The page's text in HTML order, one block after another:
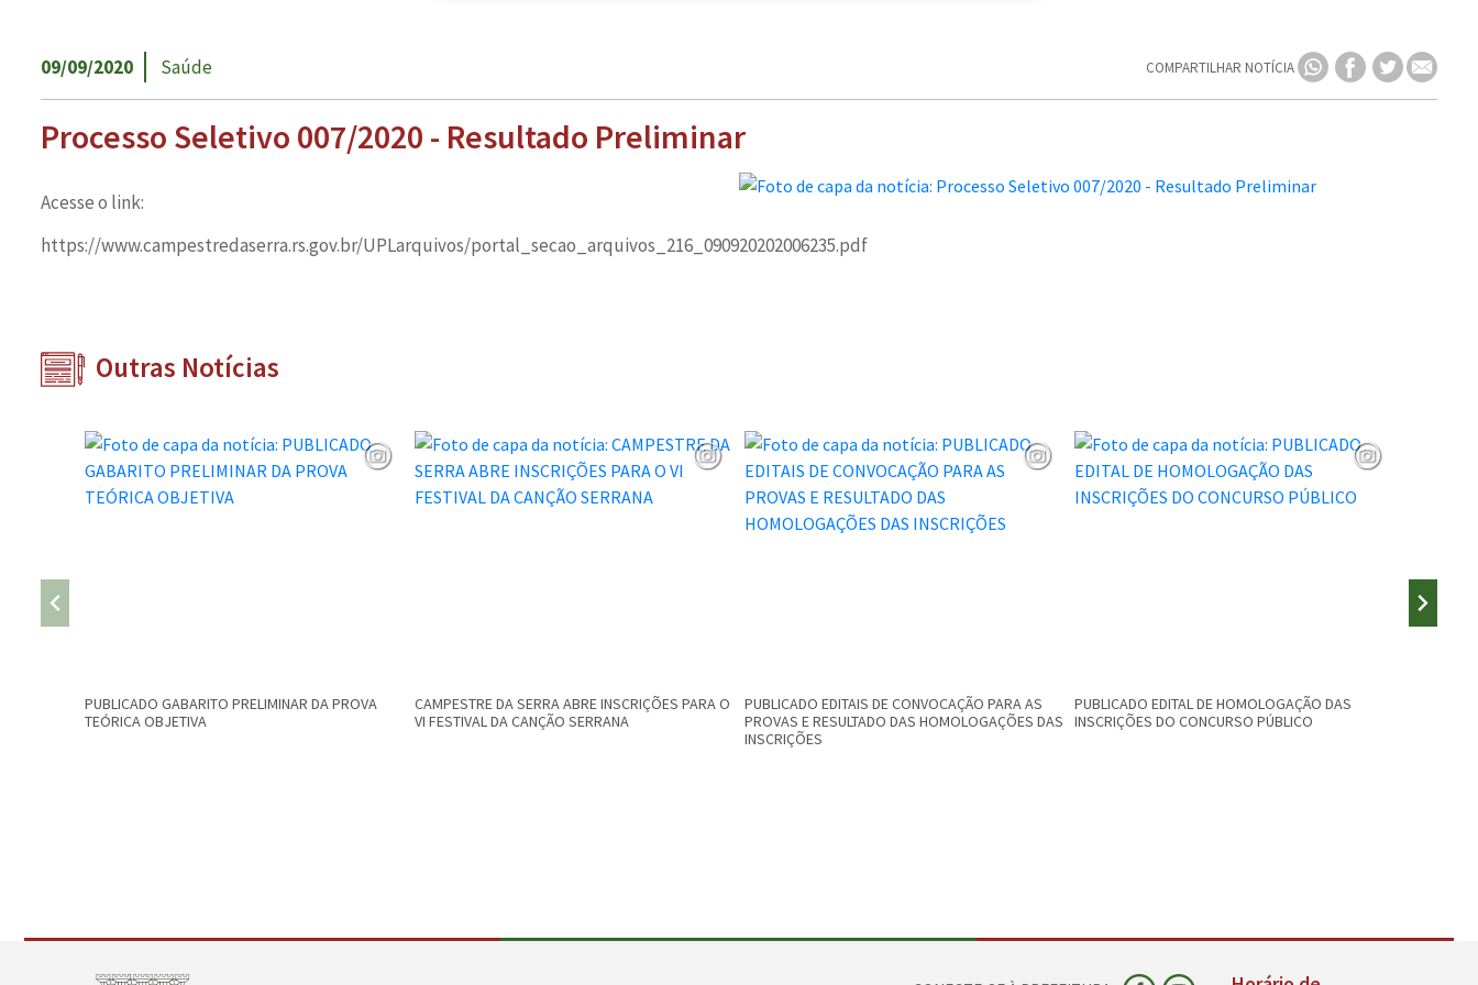
09/09/2020 Saúde COMPARTILHAR NOTÍCIA
Processo Seletivo 007/2020 - Resultado Preliminar
Acesse o link:
https://www.campestredaserra.rs.gov.br/UPLarquivos/portal_secao_arquivos_216_090920202006235.pdf
Outras Notícias
PUBLICADO GABARITO PRELIMINAR DA PROVA
TEÓRICA OBJETIVA
CAMPESTRE DA SERRA ABRE INSCRIÇÕES PARA O
VI FESTIVAL DA CANÇÃO SERRANA
PUBLICADO EDITAIS DE CONVOCAÇÃO PARA AS
PROVAS E RESULTADO DAS HOMOLOGAÇÕES DAS
INSCRIÇÕES
PUBLICADO EDITAL DE HOMOLOGAÇÃO DAS
INSCRIÇÕES DO CONCURSO PÚBLICO